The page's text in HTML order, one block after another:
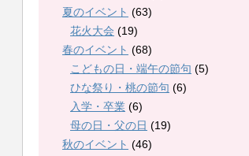
夏のイベント (63)
花火大会 (19)
春のイベント (68)
こどもの日・端午の節句 (5)
ひな祭り・桃の節句 (6)
入学・卒業 (6)
母の日・父の日 (19)
秋のイベント (46)